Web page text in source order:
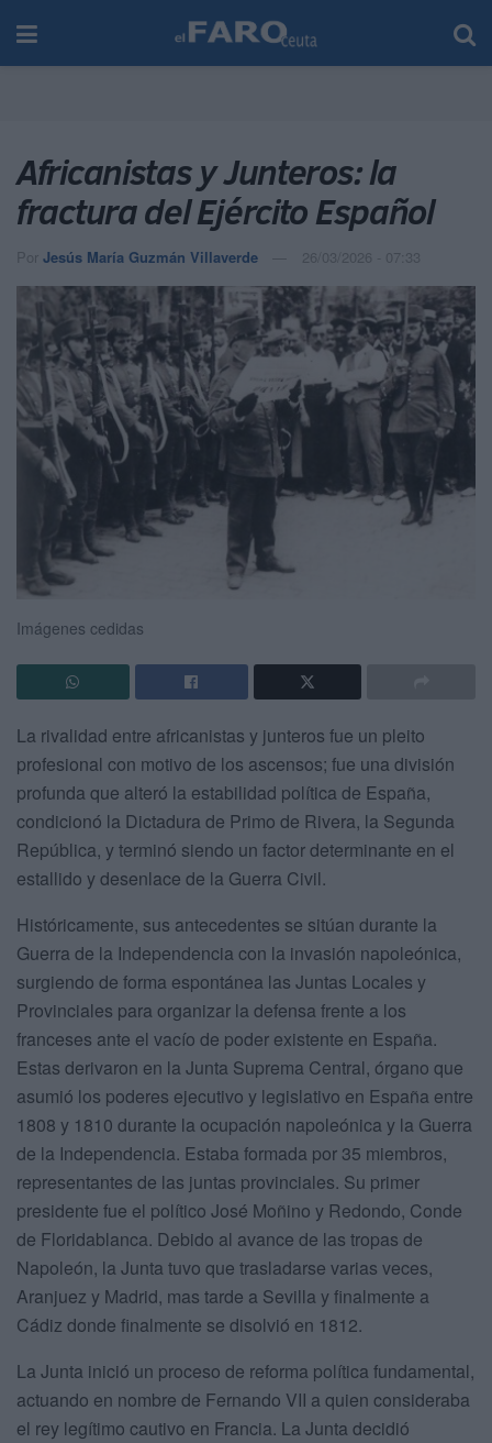
Africanistas y Junteros: la
fractura del Ejército Español
Por Jesús María Guzmán Villaverde 26/03/2026 - 07:33
Imágenes cedidas
La rivalidad entre africanistas y junteros fue un pleito
profesional con motivo de los ascensos; fue una división
profunda que alteró la estabilidad política de España,
condicionó la Dictadura de Primo de Rivera, la Segunda
República, y terminó siendo un factor determinante en el
estallido y desenlace de la Guerra Civil.
Históricamente, sus antecedentes se sitúan durante la
Guerra de la Independencia con la invasión napoleónica,
surgiendo de forma espontánea las Juntas Locales y
Provinciales para organizar la defensa frente a los
franceses ante el vacío de poder existente en España.
Estas derivaron en la Junta Suprema Central, órgano que
asumió los poderes ejecutivo y legislativo en España entre
1808 y 1810 durante la ocupación napoleónica y la Guerra
de la Independencia. Estaba formada por 35 miembros,
representantes de las juntas provinciales. Su primer
presidente fue el político José Moñino y Redondo, Conde
de Floridablanca. Debido al avance de las tropas de
Napoleón, la Junta tuvo que trasladarse varias veces,
Aranjuez y Madrid, mas tarde a Sevilla y finalmente a
Cádiz donde finalmente se disolvió en 1812.
La Junta inició un proceso de reforma política fundamental,
actuando en nombre de Fernando VII a quien consideraba
el rey legítimo cautivo en Francia. La Junta decidió